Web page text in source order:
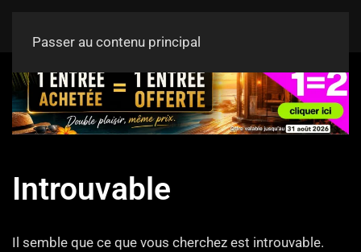
Passer au contenu principal
Introuvable
Il semble que ce que vous cherchez est introuvable.